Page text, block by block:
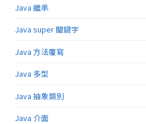
Java 繼承
Java super 關鍵字
Java 方法覆寫
Java 多型
Java 抽象類別
Java 介面